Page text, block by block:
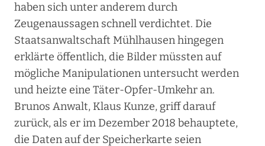
haben sich unter anderem durch
Zeugenaussagen schnell verdichtet. Die
Staatsanwaltschaft Mühlhausen hingegen
erklärte öffentlich, die Bilder müssten auf
mögliche Manipulationen untersucht werden
und heizte eine Täter-Opfer-Umkehr an.
Brunos Anwalt, Klaus Kunze, griff darauf
zurück, als er im Dezember 2018 behauptete,
die Daten auf der Speicherkarte seien